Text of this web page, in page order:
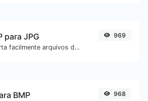
para JPG
Converta facilmente arquivos de imagem WEBP para JPG.
969
BMP 968